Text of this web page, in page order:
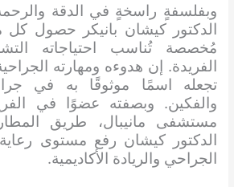
وبفلسفةٍ راسخةٍ في الدقة
الدكتور كيشان بانيكر حصول
مُخصصة تُناسب احتياجاته
الفريدة. إن هدوءه ومهارته
تجعله اسمًا موثوقًا به في
والفكين. وبصفته عضوًا في
مستشفى مانيبال، طريق
الدكتور كيشان رفع مستوى
الجراحي والريادة الأكاديمية.